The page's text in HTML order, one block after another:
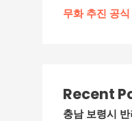
무화 추진 공
Recent
충남 보령시